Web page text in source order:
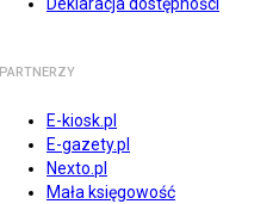
PARTNERZY
E-kiosk.pl
E-gazety.pl
Nexto.pl
Mała księgowość